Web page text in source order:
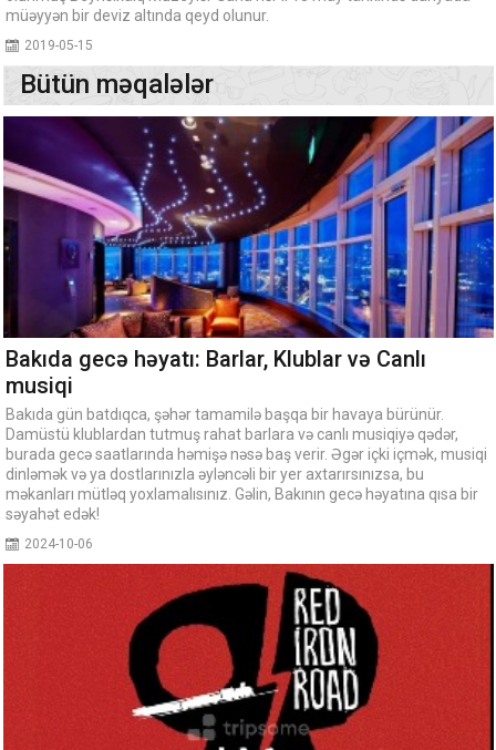
müəyyən bir deviz altında qeyd olunur.
2019-05-15
Bütün məqalələr
Bakıda gecə həyatı: Barlar, Klublar və Canlı
musiqi
Bakıda gün batdıqca, şəhər tamamilə başqa bir havaya bürünür.
Damüstü klublardan tutmuş rahat barlara və canlı musiqiyə qədər,
burada gecə saatlarında həmişə nəsə baş verir. Əgər içki içmək, musiqi
dinləmək və ya dostlarınızla əyləncəli bir yer axtarırsınızsa, bu
məkanları mütləq yoxlamalısınız. Gəlin, Bakının gecə həyatına qısa bir
səyahət edək!
2024-10-06